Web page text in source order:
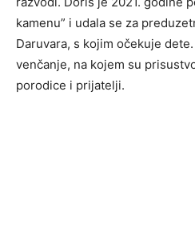
kamenu” i udala se za
Daruvara, s kojim očekuje
venčanje, na kojem su
porodice i prijatelji.